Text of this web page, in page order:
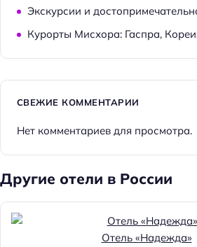
Хорошее место
Главное
Wi-fi
Пляжная линия: 3-я линия
Экскурсии и
Курорты Мисхора: Гаспра,
СВЕЖИЕ КОММЕНТАРИИ
Нет комментариев для просмотра.
Другие отели в России
Отель «Надежда»